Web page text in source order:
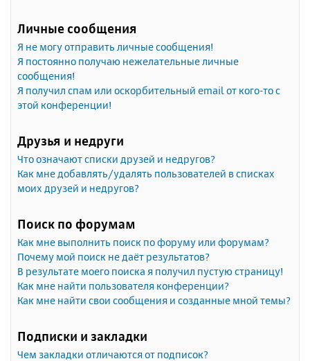
Личные сообщения
Я не могу отправить личные сообщения!
Я постоянно получаю нежелательные личные
сообщения!
Я получил спам или оскорбительный email от кого-то с
этой конференции!
Друзья и недруги
Что означают списки друзей и недругов?
Как мне добавлять/удалять пользователей в списках
моих друзей и недругов?
Поиск по форумам
Как мне выполнить поиск по форуму или форумам?
Почему мой поиск не даёт результатов?
В результате моего поиска я получил пустую страницу!
Как мне найти пользователя конференции?
Как мне найти свои сообщения и созданные мной темы?
Подписки и закладки
Чем закладки отличаются от подписок?